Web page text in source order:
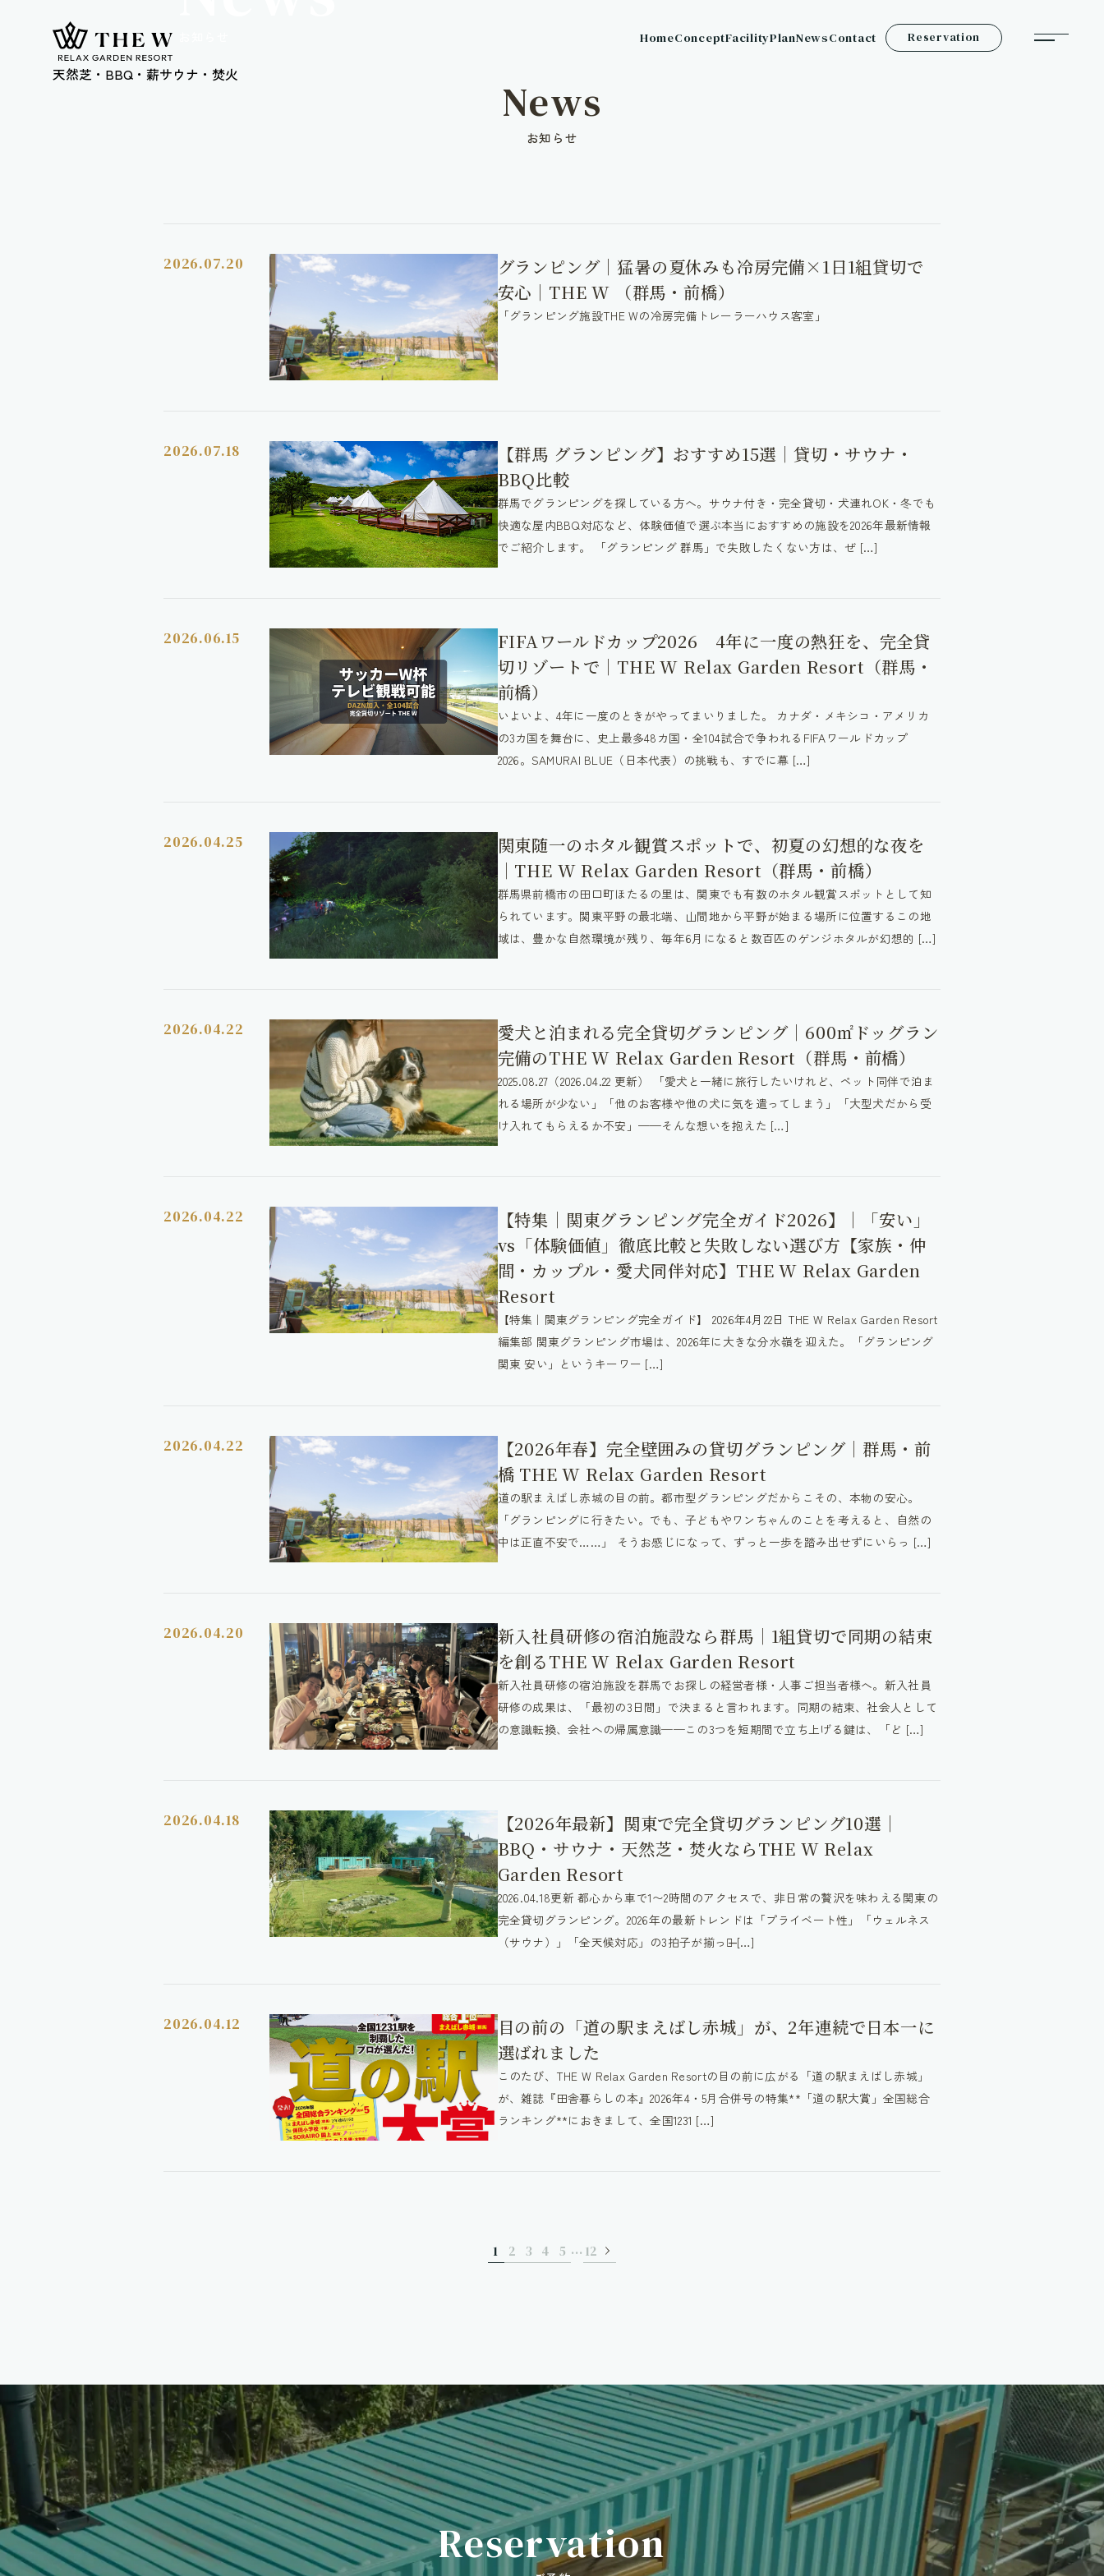
天然芝・BBQ・薪サウナ・焚火
HomeConceptFacilityPlanNewsContact Reservation
News
お知らせ
2026.07.20
グランピング｜猛暑の夏休みも冷房完備×1日1組貸切で
安心｜THE W （群馬・前橋）
「グランピング施設THE Wの冷房完備トレーラーハウス客室」
2026.07.18
【群馬 グランピング】おすすめ15選｜貸切・サウナ・
BBQ比較
群馬でグランピングを探している方へ。サウナ付き・完全貸切・犬連れOK・冬でも
快適な屋内BBQ対応など、体験価値で選ぶ本当におすすめの施設を2026年最新情報
でご紹介します。 「グランピング 群馬」で失敗したくない方は、ぜ […]
2026.06.15
FIFAワールドカップ2026 4年に一度の熱狂を、完全貸
切リゾートで｜THE W Relax Garden Resort（群馬・
前橋）
いよいよ、4年に一度のときがやってまいりました。 カナダ・メキシコ・アメリカ
の3カ国を舞台に、史上最多48カ国・全104試合で争われるFIFAワールドカップ
2026。SAMURAI BLUE（日本代表）の挑戦も、すでに幕 […]
2026.04.25
関東随一のホタル観賞スポットで、初夏の幻想的な夜を
｜THE W Relax Garden Resort（群馬・前橋）
群馬県前橋市の田口町ほたるの里は、関東でも有数のホタル観賞スポットとして知
られています。関東平野の最北端、山間地から平野が始まる場所に位置するこの地
域は、豊かな自然環境が残り、毎年6月になると数百匹のゲンジホタルが幻想的 […]
2026.04.22
愛犬と泊まれる完全貸切グランピング｜600㎡ドッグラン
完備のTHE W Relax Garden Resort（群馬・前橋）
2025.08.27（2026.04.22 更新） 「愛犬と一緒に旅行したいけれど、ペット同伴で泊ま
れる場所が少ない」「他のお客様や他の犬に気を遣ってしまう」「大型犬だから受
け入れてもらえるか不安」——そんな想いを抱えた […]
2026.04.22
【特集｜関東グランピング完全ガイド2026】｜「安い」
vs「体験価値」徹底比較と失敗しない選び方【家族・仲
間・カップル・愛犬同伴対応】THE W Relax Garden
Resort
【特集｜関東グランピング完全ガイド】 2026年4月22日 THE W Relax Garden Resort
編集部 関東グランピング市場は、2026年に大きな分水嶺を迎えた。「グランピング
関東 安い」というキーワー […]
2026.04.22
【2026年春】完全壁囲みの貸切グランピング｜群馬・前
橋 THE W Relax Garden Resort
道の駅まえばし赤城の目の前。都市型グランピングだからこその、本物の安心。
「グランピングに行きたい。でも、子どもやワンちゃんのことを考えると、自然の
中は正直不安で……」 そうお感じになって、ずっと一歩を踏み出せずにいらっ […]
2026.04.20
新入社員研修の宿泊施設なら群馬｜1組貸切で同期の結束
を創るTHE W Relax Garden Resort
新入社員研修の宿泊施設を群馬でお探しの経営者様・人事ご担当者様へ。新入社員
研修の成果は、「最初の3日間」で決まると言われます。同期の結束、社会人として
の意識転換、会社への帰属意識──この3つを短期間で立ち上げる鍵は、「ど […]
2026.04.18
【2026年最新】関東で完全貸切グランピング10選｜
BBQ・サウナ・天然芝・焚火ならTHE W Relax
Garden Resort
2026.04.18更新 都心から車で1〜2時間のアクセスで、非日常の贅沢を味わえる関東の
完全貸切グランピング。2026年の最新トレンドは「プライベート性」「ウェルネス
（サウナ）」「全天候対応」の3拍子が揃った̶ […]
2026.04.12
目の前の「道の駅まえばし赤城」が、2年連続で日本一に
選ばれました
このたび、THE W Relax Garden Resortの目の前に広がる「道の駅まえばし赤城」
が、雑誌『田舎暮らしの本』2026年4・5月合併号の特集**「道の駅大賞」全国総合
ランキング**におきまして、全国1231 […]
1 2 3 4 5 … 12
Reservation